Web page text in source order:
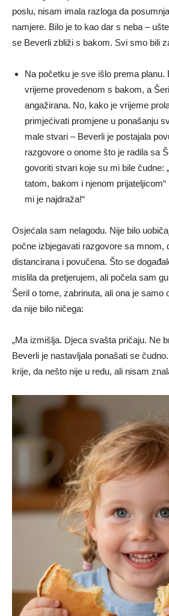
poslu, nisam imala razloga da
namjere. Bilo je to kao dar s neba –
se Beverli zbliži s bakom. Svi smo bili
Na početku je sve išlo prema planu.
vrijeme provedenom s bakom, a
angažirana. No, kako je vrijeme
primjećivati promjene u ponašanju
male stvari – Beverli je postajala
razgovore o onome što je radila sa
govoriti stvari koje su mi bile čudne:
tatom, bakom i njenom prijateljicom“
mi je najdraža!“
Osjećala sam nelagodu. Nije bilo
počne izbjegavati razgovore sa mnom,
distancirana i povučena. Što se
mislila da pretjerujem, ali počela sam
Šeril o tome, zabrinuta, ali ona je samo
da nije bilo ničega:
„Ma izmišlja. Djeca svašta pričaju. Ne
Beverli je nastavljala ponašati se
krije, da nešto nije u redu, ali nisam